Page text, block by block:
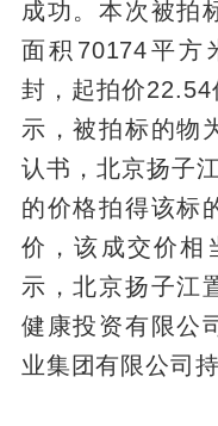
成功。本次被拍
面积70174平方
封，起拍价22.54
示，被拍标的物
认书，北京扬子
的价格拍得该标
价，该成交价相
示，北京扬子江
健康投资有限公
业集团有限公司